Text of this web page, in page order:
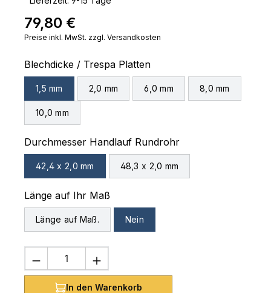
Regulärer Preis:
79,80 €
Preise inkl. MwSt. zzgl. Versandkosten
Blechdicke / Trespa Plattenauswählen
1,5 mm 2,0 mm 6,0 mm 8,0 mm
10,0 mm
Durchmesser Handlauf Rundrohrauswählen
42,4 x 2,0 mm 48,3 x 2,0 mm
Länge auf Ihr Maß
Länge auf Maß. Nein
Produkt Anzahl: Gib den
In den Warenkorb